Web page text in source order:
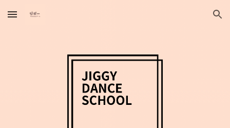
Skip to main content Skip to navigation